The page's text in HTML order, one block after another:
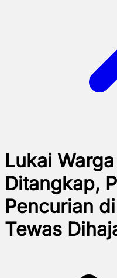
Lukai
Ditangkap,
Pencurian
Tewas